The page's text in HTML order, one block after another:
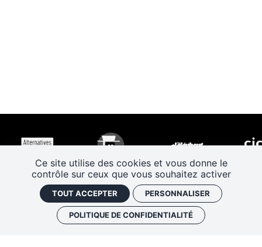
Ce site utilise des cookies et vous donne le
contrôle sur ceux que vous souhaitez activer
TOUT ACCEPTER PERSONNALISER
POLITIQUE DE CONFIDENTIALITÉ